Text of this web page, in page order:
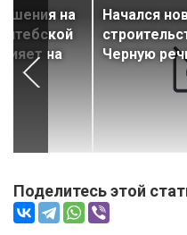
на
на
Начался
Черную
Поделитесь этой